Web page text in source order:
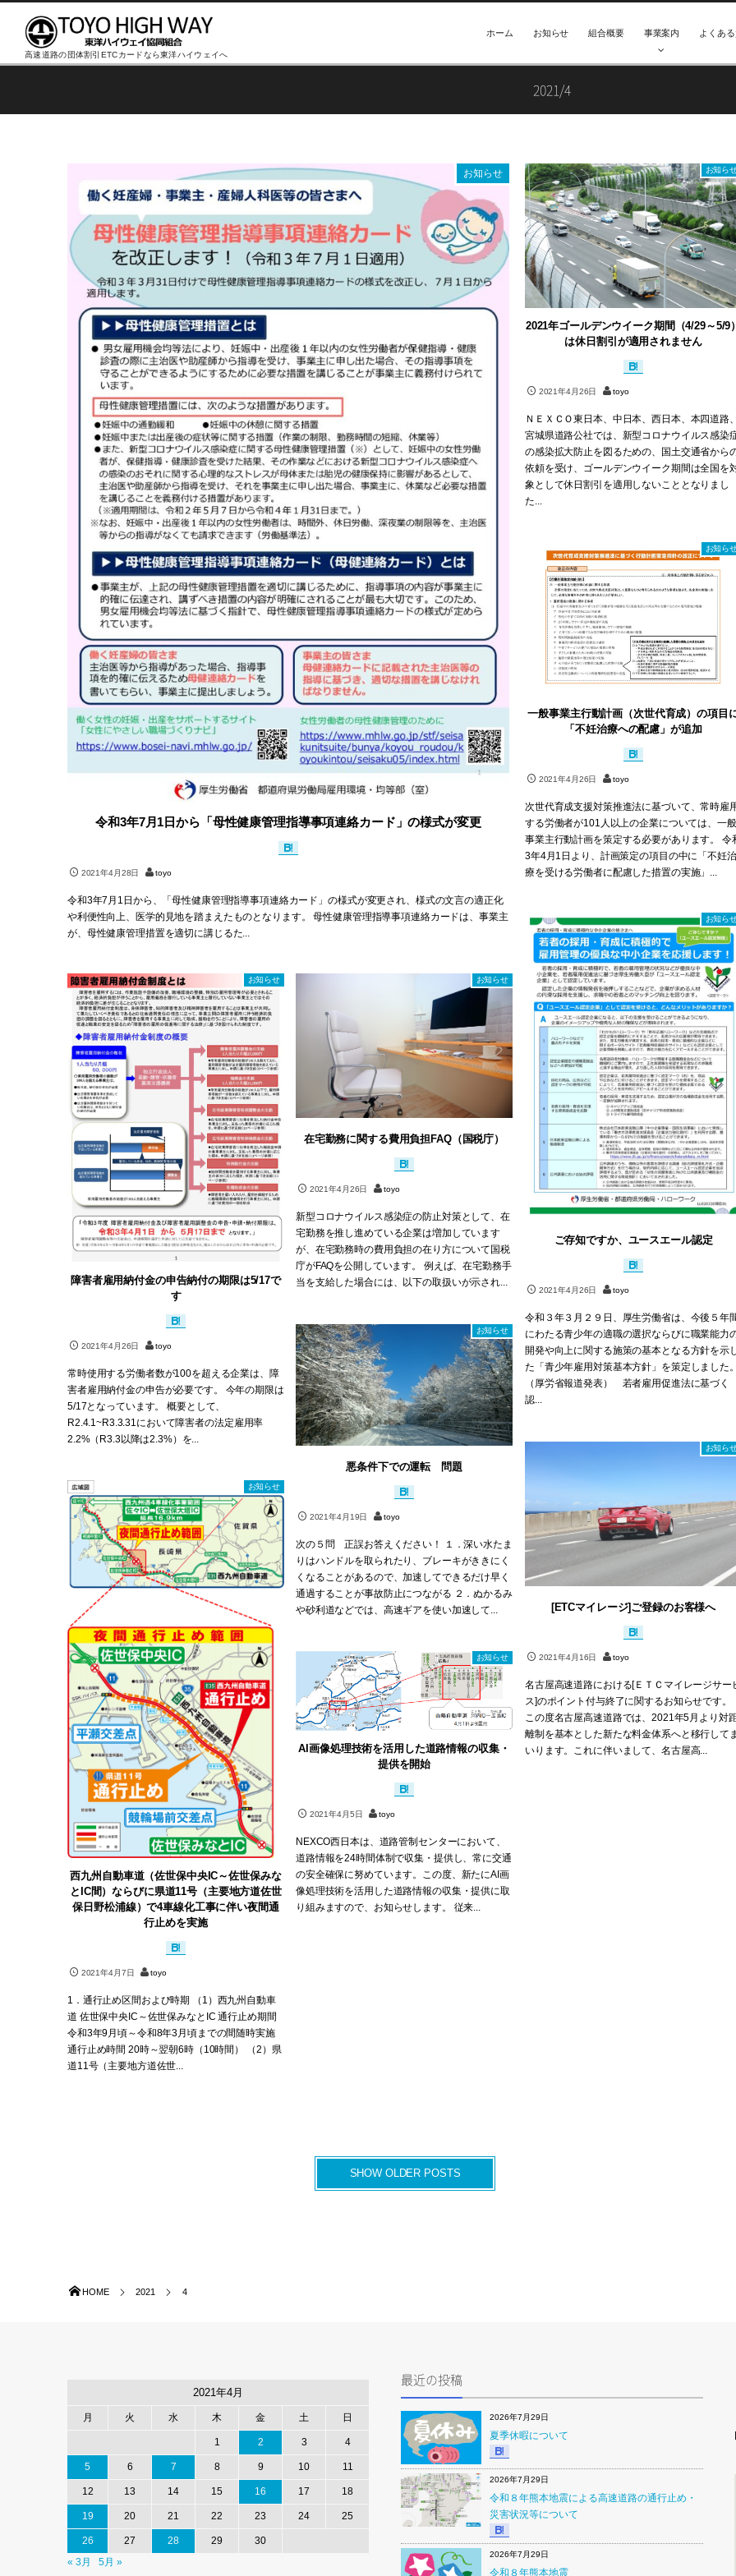
高速道路の団体割引ETCカードなら東洋ハイウェイへ
ホーム お知らせ 組合概要 事業案内 よくあ
2021/4
令和3年7月1日から「母性健康管理指導事項連絡カード」の様式が変更
2021年4月28日
お知らせ
toyo
令和3年7月1日から、「母性健康管理指導事項連絡カード」の様式が変更され、様式の文言の適正化
や利便性向上、医学的見地を踏まえたものとなります。 母性健康管理指導事項連絡カードは、事業主
が、母性健康管理措置を適切に講じるた...
2021年ゴールデンウイーク期間（4/29～5/9）
は休日割引が適用されません
2021年4月26日
お知ら
toyo
ＮＥＸＣＯ東日本、中日本、西日本、本四道路、
宮城県道路公社では、新型コロナウイルス感染
の感染拡大防止を図るための、国土交通省から
依頼を受け、ゴールデンウイーク期間は全国を
象として休日割引を適用しないこととなりまし
た...
一般事業主行動計画（次世代育成）の項目
「不妊治療への配慮」が追加
2021年4月26日
お知ら
toyo
次世代育成支援対策推進法に基づいて、常時雇
する労働者が101人以上の企業については、一般
事業主行動計画を策定する必要があります。 令
3年4月1日より、計画策定の項目の中に「不妊治
療を受ける労働者に配慮した措置の実施」...
ご存知ですか、ユースエール認定
2021年4月26日
お知ら
toyo
令和３年３月２９日、厚生労働省は、今後５年
にわたる青少年の適職の選択ならびに職業能力
開発や向上に関する施策の基本となる方針を示
た「青少年雇用対策基本方針」を策定しました。
（厚労省報道発表） 若者雇用促進法に基づく
認...
障害者雇用納付金の申告納付の期限は5/17で
す
2021年4月26日
お知らせ
toyo
常時使用する労働者数が100を超える企業は、障
害者雇用納付金の申告が必要です。 今年の期限は
5/17となっています。 概要として、
R2.4.1~R3.3.31において障害者の法定雇用率
2.2%（R3.3以降は2.3%）を...
在宅勤務に関する費用負担FAQ（国税庁）
2021年4月26日
お知らせ
toyo
新型コロナウイルス感染症の防止対策として、在
宅勤務を推し進めている企業は増加しています
が、在宅勤務時の費用負担の在り方について国税
庁がFAQを公開しています。 例えば、在宅勤務手
当を支給した場合には、以下の取扱いが示され...
悪条件下での運転 問題
2021年4月19日
お知らせ
toyo
次の５問 正誤お答えください！ １．深い水たま
りはハンドルを取られたり、ブレーキがききにく
くなることがあるので、加速してできるだけ早く
通過することが事故防止につながる ２．ぬかるみ
や砂利道などでは、高速ギアを使い加速して...
[ETCマイレージ]ご登録のお客様へ
2021年4月16日
お知ら
toyo
名古屋高速道路における[ＥＴＣマイレージサー
ス]のポイント付与終了に関するお知らせです。
この度名古屋高速道路では、2021年5月より対
離制を基本とした新たな料金体系へと移行してま
いります。これに伴いまして、名古屋高...
西九州自動車道（佐世保中央IC～佐世保みな
とIC間）ならびに県道11号（主要地方道佐世
保日野松浦線）で4車線化工事に伴い夜間通
行止めを実施
2021年4月7日
お知らせ
toyo
1．通行止め区間および時期 （1）西九州自動車
道 佐世保中央IC～佐世保みなとIC 通行止め期間
令和3年9月頃～令和8年3月頃までの間随時実施
通行止め時間 20時～翌朝6時（10時間） （2）県
道11号（主要地方道佐世...
AI画像処理技術を活用した道路情報の収集・
提供を開始
2021年4月5日
お知らせ
toyo
NEXCO西日本は、道路管制センターにおいて、
道路情報を24時間体制で収集・提供し、常に交通
の安全確保に努めています。この度、新たにAI画
像処理技術を活用した道路情報の収集・提供に取
り組みますので、お知らせします。 従来...
SHOW OLDER POSTS
HOME 2021 4
2021年4月
月 火 水 木 金 土 日
1 2 3 4
5 6 7 8 9 10 11
12 13 14 15 16 17 18
19 20 21 22 23 24 25
26 27 28 29
30
« 3月
5月 »
最近の投稿
2026年7月29日
夏季休暇について
2026年7月29日
令和８年熊本地震による高速道路の通行止め・
災害状況等について
2026年7月29日
令和８年熊本地震